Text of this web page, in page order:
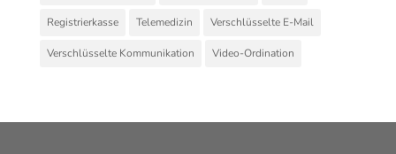
Registrierkasse Telemedizin Verschlüsselte E-Mail
Verschlüsselte Kommunikation Video-Ordination